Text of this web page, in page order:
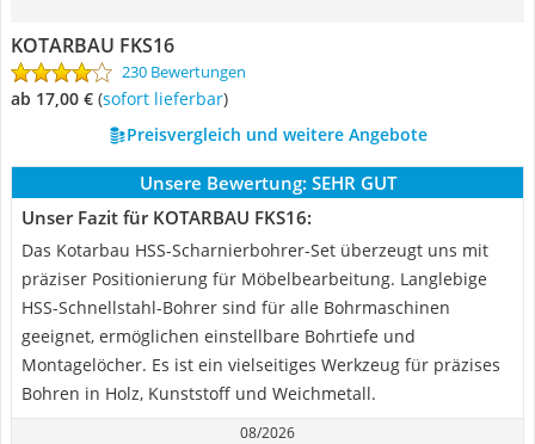
KOTARBAU FKS16
230 Bewertungen
ab 17,00 € ( Sofort lieferbar)
Preisvergleich und weitere Angebote
Unsere Bewertung: SEHR GUT
Unser Fazit für KOTARBAU FKS16:
Das Kotarbau HSS-Scharnierbohrer-Set überzeugt uns mit
präziser Positionierung für Möbelbearbeitung. Langlebige
HSS-Schnellstahl-Bohrer sind für alle Bohrmaschinen
geeignet, ermöglichen einstellbare Bohrtiefe und
Montagelöcher. Es ist ein vielseitiges Werkzeug für präzises
Bohren in Holz, Kunststoff und Weichmetall.
08/2026